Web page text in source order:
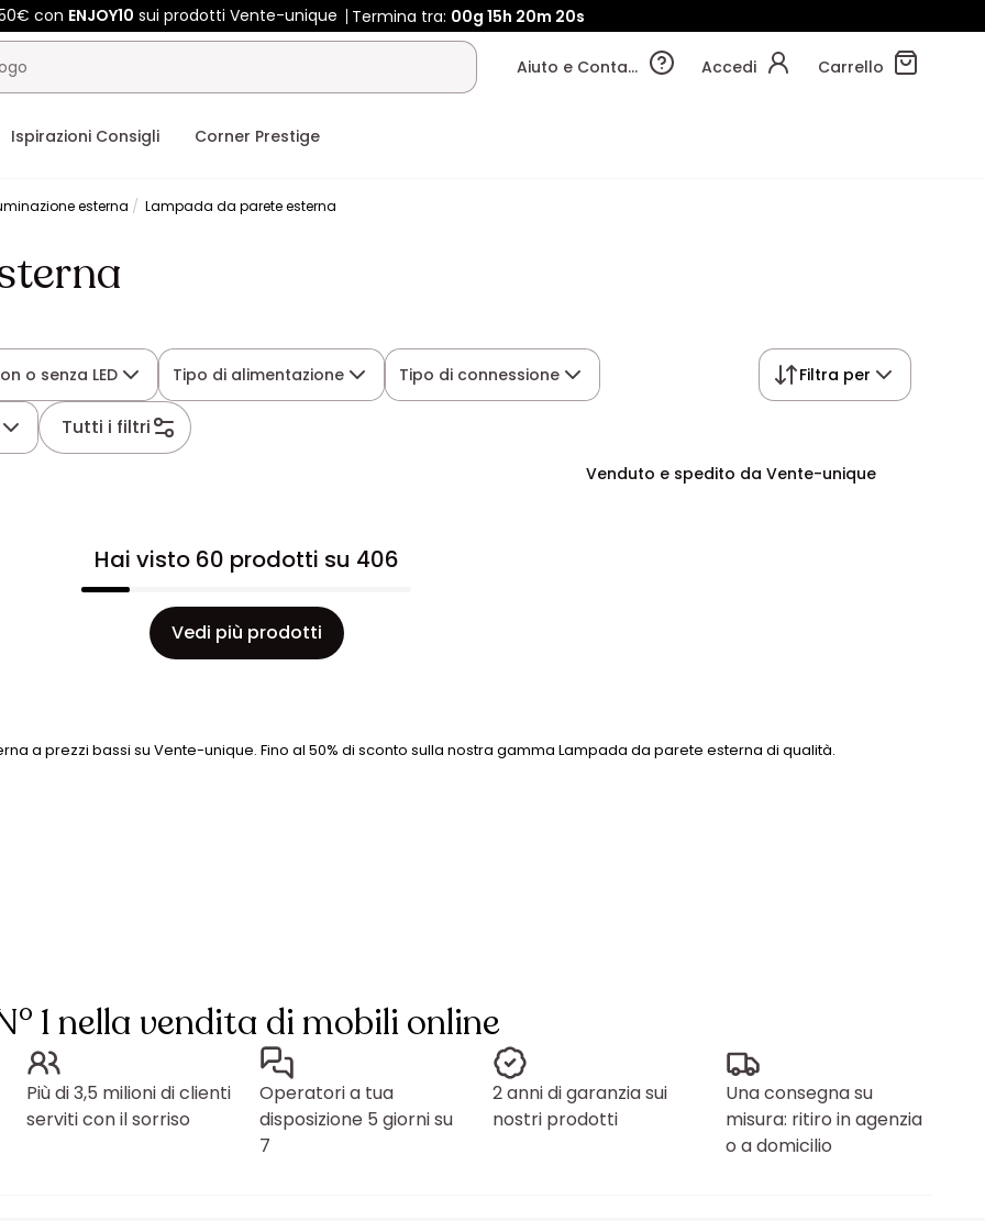
conENJOY10 sui prodotti Vente-unique Termina tra:00g 15h 20m 19s
Aiuto e Contatti Accedi Carrello
Ispirazioni Consigli Corner Prestige
esterna Lampada da parete esterna
o senza LED Tipo di alimentazione Tipo di connessione
Tutti i filtri
Filtra per
Venduto e spedito da Vente-unique
Hai visto 60 prodotti su 406
Vedi più prodotti
a prezzi bassi su Vente-unique. Fino al 50% di sconto sulla nostra gamma Lampada da parete esterna di qualità.
1 nella vendita di mobili online
Più di 3,5 milioni di clienti
serviti con il sorriso
Operatori a tua
disposizione 5 giorni su
7
2 anni di garanzia sui
nostri prodotti
Una consegna su
misura: ritiro in agenzia
o a domicilio